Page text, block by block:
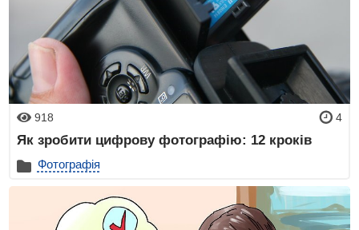
918 4
Як зробити цифрову фотографію: 12 кроків
Фотографія